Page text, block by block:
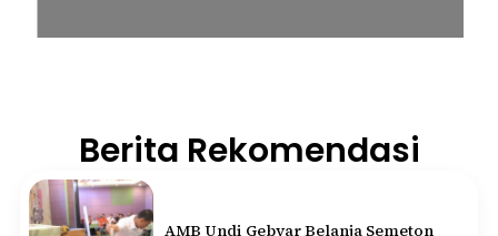
Berita Rekomendasi
AMB Undi Gebyar Belanja Semeton